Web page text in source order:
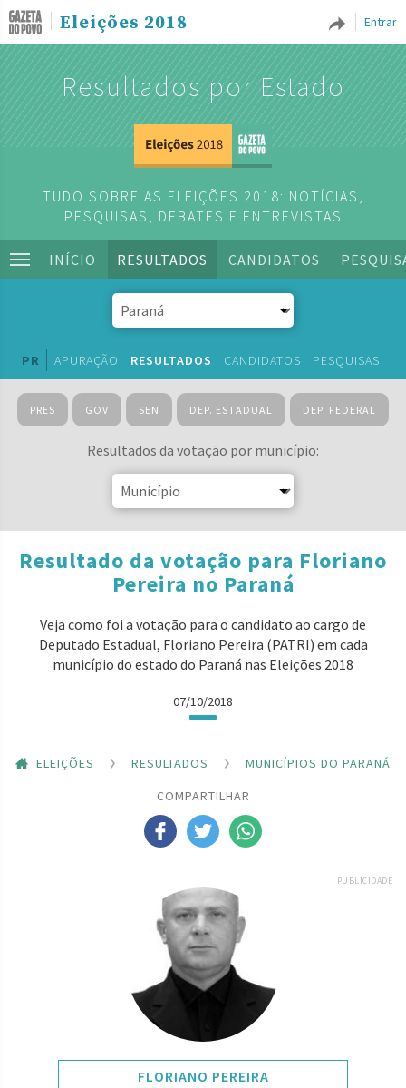
Entrar
Eleições 2018
Resultados por Estado
TUDO SOBRE AS ELEIÇÕES 2018: NOTÍCIAS,
PESQUISAS, DEBATES E ENTREVISTAS
INÍCIO RESULTADOS CANDIDATOS
PR APURAÇÃO RESULTADOS CANDIDATOS PESQUISAS
PRES GOV SEN DEP. ESTADUAL DEP. FEDERAL
Resultados da votação por município:
Resultado da votação para Floriano
Pereira no Paraná
Veja como foi a votação para o candidato ao cargo de
Deputado Estadual, Floriano Pereira (PATRI) em cada
município do estado do Paraná nas Eleições 2018
07/10/2018
ELEIÇÕES RESULTADOS
MUNICÍPIOS DO PARANÁ
COMPARTILHAR
PUBLICIDADE
FLORIANO PEREIRA